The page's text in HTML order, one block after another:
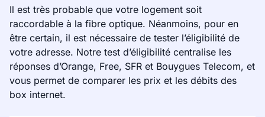
Il est très probable que votre logement soit
raccordable à la fibre optique. Néanmoins, pour en
être certain, il est nécessaire de tester l’éligibilité de
votre adresse. Notre test d’éligibilité centralise les
réponses d’Orange, Free, SFR et Bouygues Telecom, et
vous permet de comparer les prix et les débits des
box internet.